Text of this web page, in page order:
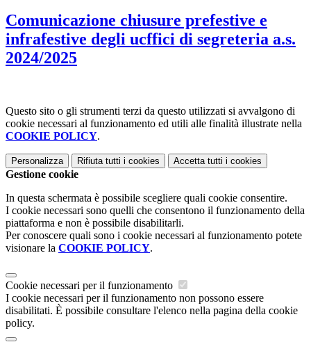
Comunicazione chiusure prefestive e
infrafestive degli ucffici di segreteria a.s.
2024/2025
Questo sito o gli strumenti terzi da questo utilizzati si avvalgono di
cookie necessari al funzionamento ed utili alle finalità illustrate nella
COOKIE POLICY.
Personalizza Rifiuta tutti i cookies Accetta tutti i cookies
Gestione cookie
In questa schermata è possibile scegliere quali cookie consentire.
I cookie necessari sono quelli che consentono il funzionamento della
piattaforma e non è possibile disabilitarli.
Per conoscere quali sono i cookie necessari al funzionamento potete
visionare la COOKIE POLICY.
Cookie necessari per il funzionamento
I cookie necessari per il funzionamento non possono essere
disabilitati. È possibile consultare l'elenco nella pagina della cookie
policy.